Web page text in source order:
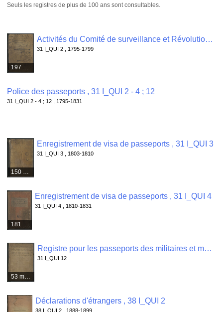
Seuls les registres de plus de 100 ans sont consultables.
Activités du Comité de surveillance et Révolutionnaire de Quimper Odet : registre de contrôle des passeports , 31 I_QUI 2
31 I_QUI 2 , 1795-1799
Police des passeports , 31 I_QUI 2 - 4 ; 12
31 I_QUI 2 - 4 ; 12 , 1795-1831
Enregistrement de visa de passeports , 31 I_QUI 3
31 I_QUI 3 , 1803-1810
Enregistrement de visa de passeports , 31 I_QUI 4
31 I_QUI 4 , 1810-1831
Registre pour les passeports des militaires et marins passants , 31 I_QUI 12
31 I_QUI 12
Déclarations d'étrangers , 38 I_QUI 2
38 I_QUI 2 , 1888-1899